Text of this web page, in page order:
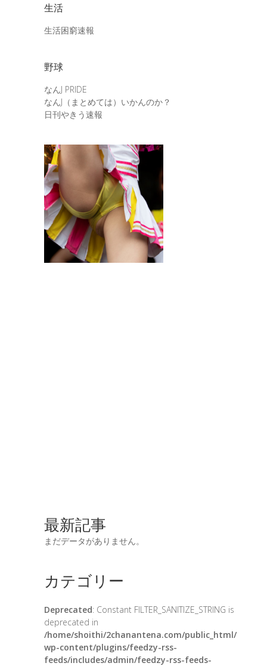
生活
生活困窮速報
野球
なんJ PRIDE
なんJ（まとめては）いかんのか？
日刊やきう速報
最新記事
まだデータがありません。
カテゴリー
Deprecated: Constant FILTER_SANITIZE_STRING is
deprecated in
/home/shoithi/2chanantena.com/public_html/
wp-content/plugins/feedzy-rss-
feeds/includes/admin/feedzy-rss-feeds-